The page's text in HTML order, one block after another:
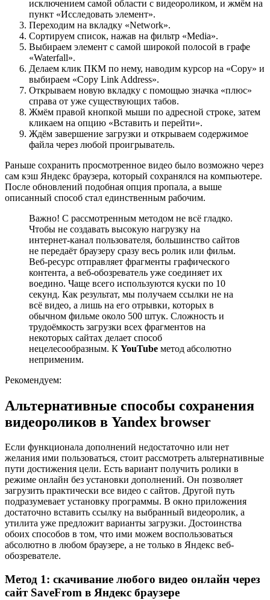
исключением самой области с видеороликом, и жмём на
пункт «Исследовать элемент».
Переходим на вкладку «Network».
Сортируем список, нажав на фильтр «Media».
Выбираем элемент с самой широкой полосой в графе
«Waterfall».
Делаем клик ПКМ по нему, наводим курсор на «Copy» и
выбираем «Copy Link Address».
Открываем новую вкладку с помощью значка «плюс»
справа от уже существующих табов.
Жмём правой кнопкой мыши по адресной строке, затем
кликаем на опцию «Вставить и перейти».
Ждём завершение загрузки и открываем содержимое
файла через любой проигрыватель.
Раньше сохранить просмотренное видео было возможно через
сам кэш Яндекс браузера, который сохранялся на компьютере.
После обновлений подобная опция пропала, а выше
описанный способ стал единственным рабочим.
Важно! С рассмотренным методом не всё гладко.
Чтобы не создавать высокую нагрузку на
интернет-канал пользователя, большинство сайтов
не передаёт браузеру сразу весь ролик или фильм.
Веб-ресурс отправляет фрагменты графического
контента, а веб-обозреватель уже соединяет их
воедино. Чаще всего используются куски по 10
секунд. Как результат, мы получаем ссылки не на
всё видео, а лишь на его отрывки, которых в
обычном фильме около 500 штук. Сложность и
трудоёмкость загрузки всех фрагментов на
некоторых сайтах делает способ
нецелесообразным. К YouTube метод абсолютно
неприменим.
Рекомендуем:
Альтернативные способы сохранения
видеороликов в Yandex browser
Если функционала дополнений недостаточно или нет
желания ими пользоваться, стоит рассмотреть альтернативные
пути достижения цели. Есть вариант получить ролики в
режиме онлайн без установки дополнений. Он позволяет
загрузить практически все видео с сайтов. Другой путь
подразумевает установку программы. В окно приложения
достаточно вставить ссылку на выбранный видеоролик, а
утилита уже предложит варианты загрузки. Достоинства
обоих способов в том, что ими можем воспользоваться
абсолютно в любом браузере, а не только в Яндекс веб-
обозревателе.
Метод 1: скачивание любого видео онлайн через
сайт SaveFrom в Яндекс браузере